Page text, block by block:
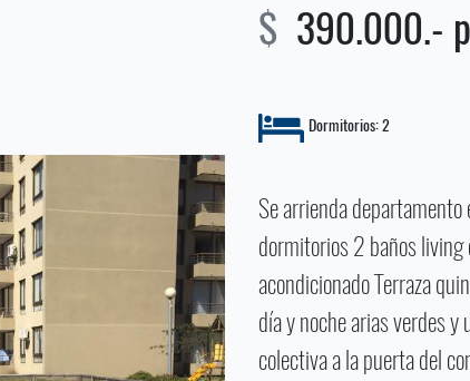
$ 390.000.-
Dormitorios: 2
Se arrienda
dormitorios 2 baños living
acondicionado Terraza
día y noche arias verdes
colectiva a la puerta del